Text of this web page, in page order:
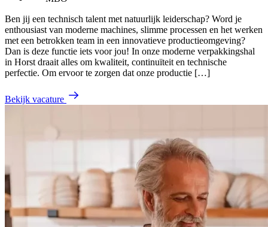
Ben jij een technisch talent met natuurlijk leiderschap? Word je
enthousiast van moderne machines, slimme processen en het werken
met een betrokken team in een innovatieve productieomgeving?
Dan is deze functie iets voor jou! In onze moderne verpakkingshal
in Horst draait alles om kwaliteit, continuïteit en technische
perfectie. Om ervoor te zorgen dat onze productie […]
Bekijk vacature